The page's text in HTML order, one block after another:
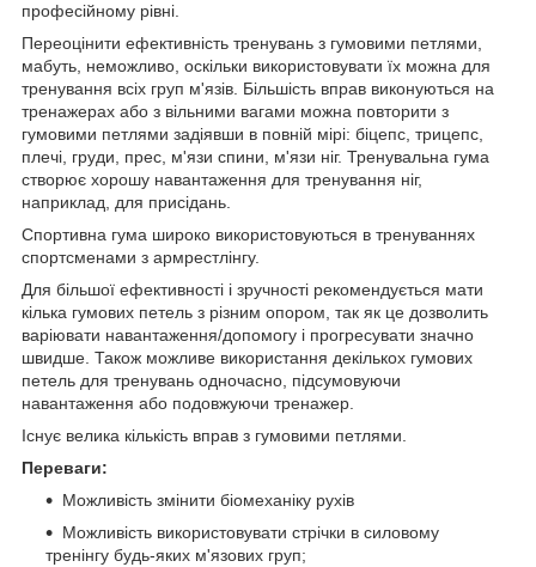
професійному рівні.
Переоцінити ефективність тренувань з гумовими петлями,
мабуть, неможливо, оскільки використовувати їх можна для
тренування всіх груп м'язів. Більшість вправ виконуються на
тренажерах або з вільними вагами можна повторити з
гумовими петлями задіявши в повній мірі: біцепс, трицепс,
плечі, груди, прес, м'язи спини, м'язи ніг. Тренувальна гума
створює хорошу навантаження для тренування ніг,
наприклад, для присідань.
Спортивна гума широко використовуються в тренуваннях
спортсменами з армрестлінгу.
Для більшої ефективності і зручності рекомендується мати
кілька гумових петель з різним опором, так як це дозволить
варіювати навантаження/допомогу і прогресувати значно
швидше. Також можливе використання декількох гумових
петель для тренувань одночасно, підсумовуючи
навантаження або подовжуючи тренажер.
Існує велика кількість вправ з гумовими петлями.
Переваги:
Можливість змінити біомеханіку рухів
Можливість використовувати стрічки в силовому
тренінгу будь-яких м'язових груп;